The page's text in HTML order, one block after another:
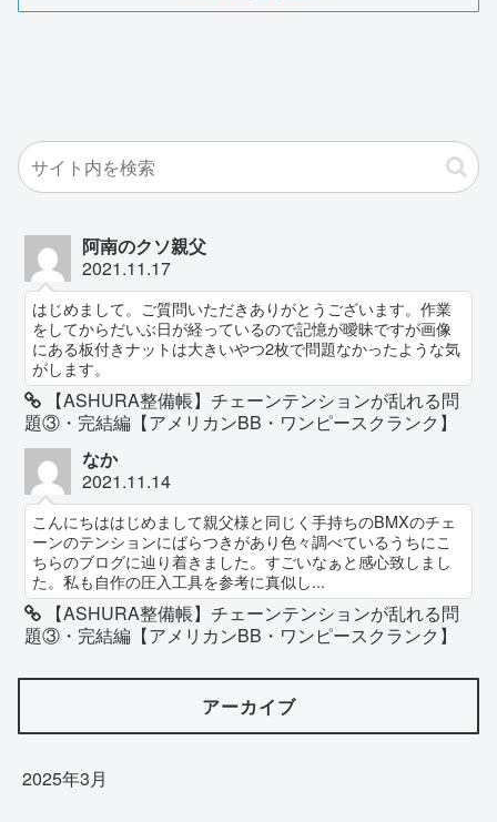
阿南のクソ親父
2021.11.17
はじめまして。ご質問いただきありがとうございます。作業
をしてからだいぶ日が経っているので記憶が曖昧ですが画像
にある板付きナットは大きいやつ2枚で問題なかったような気
がします。
【ASHURA整備帳】チェーンテンションが乱れる問
題③・完結編【アメリカンBB・ワンピースクランク】
なか
2021.11.14
こんにちははじめまして親父様と同じく手持ちのBMXのチェ
ーンのテンションにばらつきがあり色々調べているうちにこ
ちらのブログに辿り着きました。すごいなぁと感心致しまし
た。私も自作の圧入工具を参考に真似し...
【ASHURA整備帳】チェーンテンションが乱れる問
題③・完結編【アメリカンBB・ワンピースクランク】
アーカイブ
2025年3月